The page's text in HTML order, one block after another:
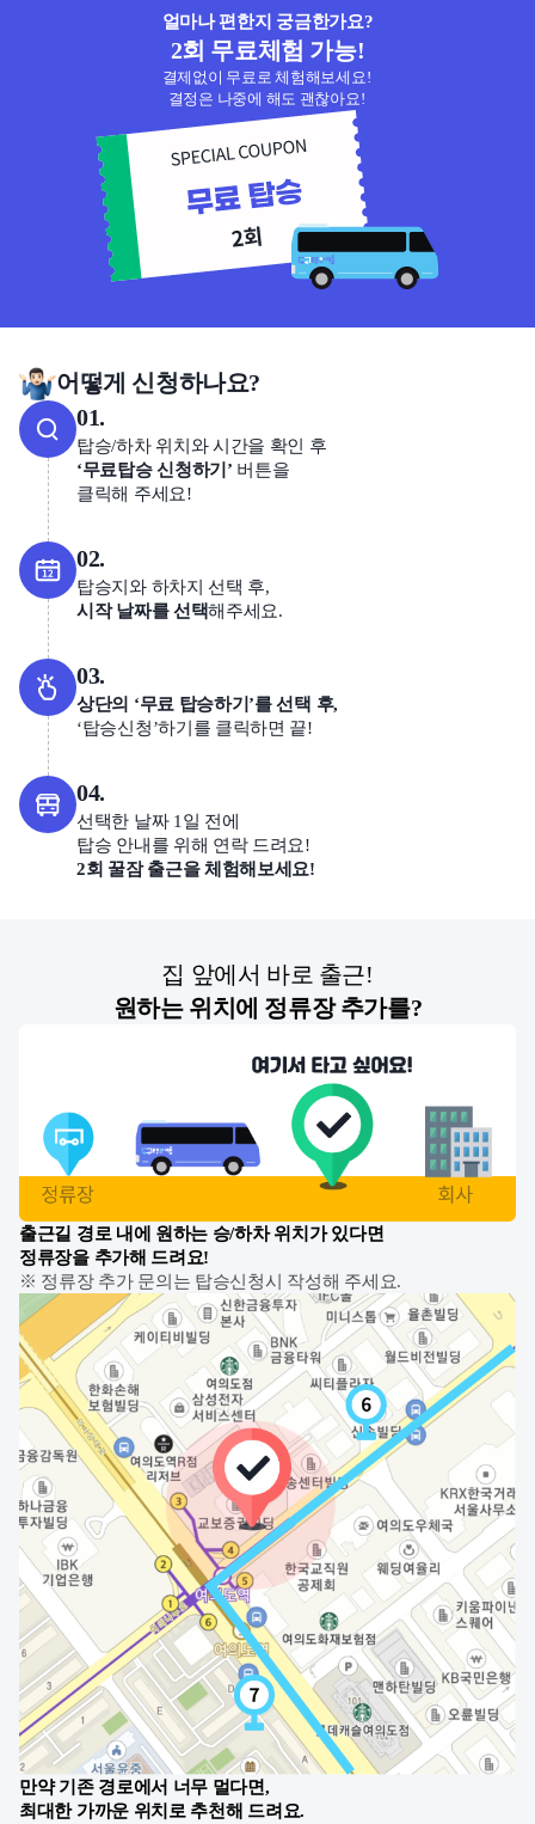
얼마나 편한지 궁금한가요?
2회 무료체험 가능!
결제없이 무료로 체험해보세요!
결정은 나중에 해도 괜찮아요!
어떻게 신청하나요?
01.
탑승/하차 위치와 시간을 확인 후
‘무료탑승 신청하기’ 버튼을
클릭해 주세요!
02.
탑승지와 하차지 선택 후,
시작 날짜를 선택해주세요.
03.
상단의 ‘무료 탑승하기’를 선택 후,
‘탑승신청’하기를 클릭하면 끝!
04.
선택한 날짜 1일 전에
탑승 안내를 위해 연락 드려요!
2회 꿀잠 출근을 체험해보세요!
집 앞에서 바로 출근!
원하는 위치에 정류장 추가를?
출근길 경로 내에 원하는 승/하차 위치가 있다면
정류장을 추가해 드려요!
※ 정류장 추가 문의는 탑승신청시 작성해 주세요.
만약 기존 경로에서 너무 멀다면,
최대한 가까운 위치로 추천해 드려요.